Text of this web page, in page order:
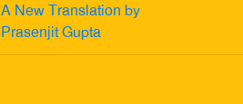
A New Translation by
Prasenjit Gupta